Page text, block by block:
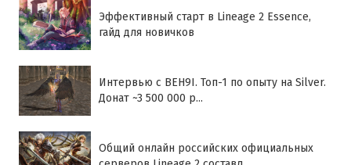
Эффективный старт в Lineage 2 Essence,
гайд для новичков
Интервью с BEH9I. Топ-1 по опыту на Silver.
Донат ~3 500 000 р...
Общий онлайн российских официальных